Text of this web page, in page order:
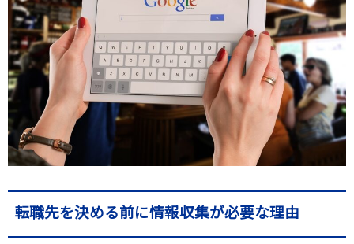
転職先を決める前に情報収集が必要な理由